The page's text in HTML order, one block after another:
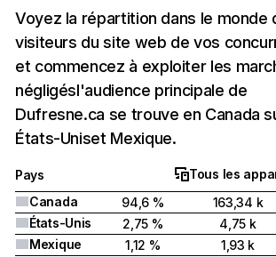
Voyez la répartition dans le monde
visiteurs du site web de vos
et commencez à exploiter les
négligésl'audience principale de
Dufresne.ca se trouve en Canada
États-Uniset Mexique.
Pays
Tous les
Canada
94,6 %
163,34 k
États-Unis
2,75 %
4,75 k
Mexique
1,12 %
1,93 k